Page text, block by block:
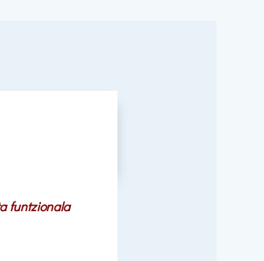
funtzionala